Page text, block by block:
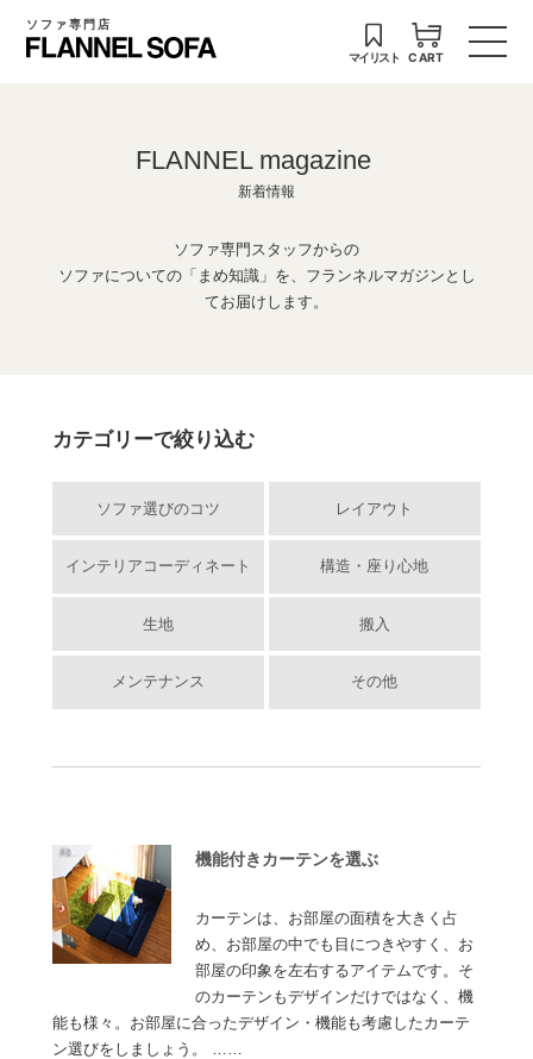
ソファ専門店
マイリスト CART
FLANNEL magazine
新着情報
ソファ専門スタッフからの
ソファについての「まめ知識」を、フランネルマガジンとし
てお届けします。
カテゴリーで絞り込む
ソファ選びのコツ レイアウト
インテリアコーディネート 構造・座り心地
生地 搬入
メンテナンス その他
機能付きカーテンを選ぶ
カーテンは、お部屋の面積を大きく占
め、お部屋の中でも目につきやすく、お
部屋の印象を左右するアイテムです。そ
のカーテンもデザインだけではなく、機
能も様々。お部屋に合ったデザイン・機能も考慮したカーテ
ン選びをしましょう。 ……